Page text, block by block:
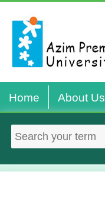
Home About Us